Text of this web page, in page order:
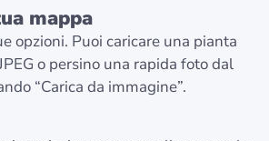
mappa
opzioni. Puoi caricare una pianta
o persino una rapida foto dal
“Carica da immagine”.